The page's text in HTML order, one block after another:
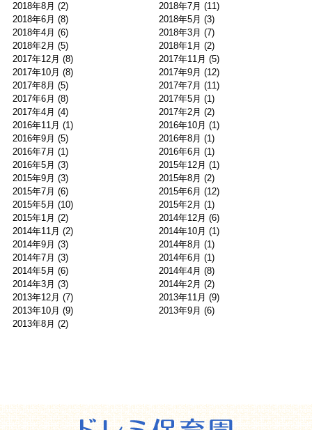
2018年8月 (2) 2018年7月 (11)
2018年6月 (8) 2018年5月 (3)
2018年4月 (6) 2018年3月 (7)
2018年2月 (5) 2018年1月 (2)
2017年12月 (8) 2017年11月 (5)
2017年10月 (8) 2017年9月 (12)
2017年8月 (5) 2017年7月 (11)
2017年6月 (8) 2017年5月 (1)
2017年4月 (4) 2017年2月 (2)
2016年11月 (1) 2016年10月 (1)
2016年9月 (5) 2016年8月 (1)
2016年7月 (1) 2016年6月 (1)
2016年5月 (3) 2015年12月 (1)
2015年9月 (3) 2015年8月 (2)
2015年7月 (6) 2015年6月 (12)
2015年5月 (10) 2015年2月 (1)
2015年1月 (2) 2014年12月 (6)
2014年11月 (2) 2014年10月 (1)
2014年9月 (3) 2014年8月 (1)
2014年7月 (3) 2014年6月 (1)
2014年5月 (6) 2014年4月 (8)
2014年3月 (3) 2014年2月 (2)
2013年12月 (7) 2013年11月 (9)
2013年10月 (9) 2013年9月 (6)
2013年8月 (2)